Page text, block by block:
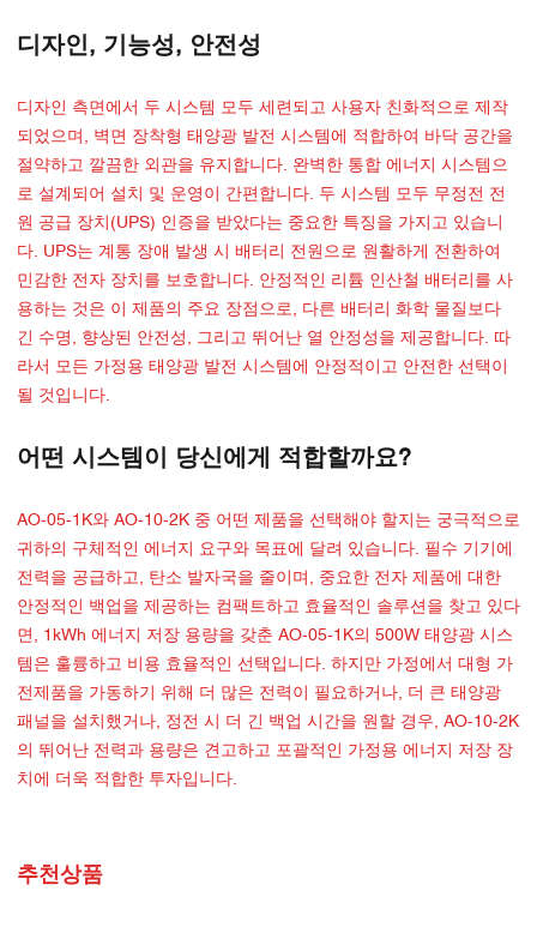
디자인, 기능성, 안전성
디자인 측면에서 두 시스템 모두 세련되고 사용자 친화적으로 제작
되었으며, 벽면 장착형 태양광 발전 시스템에 적합하여 바닥 공간을
절약하고 깔끔한 외관을 유지합니다. 완벽한 통합 에너지 시스템으
로 설계되어 설치 및 운영이 간편합니다. 두 시스템 모두 무정전 전
원 공급 장치(UPS) 인증을 받았다는 중요한 특징을 가지고 있습니
다. UPS는 계통 장애 발생 시 배터리 전원으로 원활하게 전환하여
민감한 전자 장치를 보호합니다. 안정적인 리튬 인산철 배터리를 사
용하는 것은 이 제품의 주요 장점으로, 다른 배터리 화학 물질보다
긴 수명, 향상된 안전성, 그리고 뛰어난 열 안정성을 제공합니다. 따
라서 모든 가정용 태양광 발전 시스템에 안정적이고 안전한 선택이
될 것입니다.
어떤 시스템이 당신에게 적합할까요?
AO-05-1K와 AO-10-2K 중 어떤 제품을 선택해야 할지는 궁극적으로
귀하의 구체적인 에너지 요구와 목표에 달려 있습니다. 필수 기기에
전력을 공급하고, 탄소 발자국을 줄이며, 중요한 전자 제품에 대한
안정적인 백업을 제공하는 컴팩트하고 효율적인 솔루션을 찾고 있다
면, 1kWh 에너지 저장 용량을 갖춘 AO-05-1K의 500W 태양광 시스
템은 훌륭하고 비용 효율적인 선택입니다. 하지만 가정에서 대형 가
전제품을 가동하기 위해 더 많은 전력이 필요하거나, 더 큰 태양광
패널을 설치했거나, 정전 시 더 긴 백업 시간을 원할 경우, AO-10-2K
의 뛰어난 전력과 용량은 견고하고 포괄적인 가정용 에너지 저장 장
치에 더욱 적합한 투자입니다.
추천상품